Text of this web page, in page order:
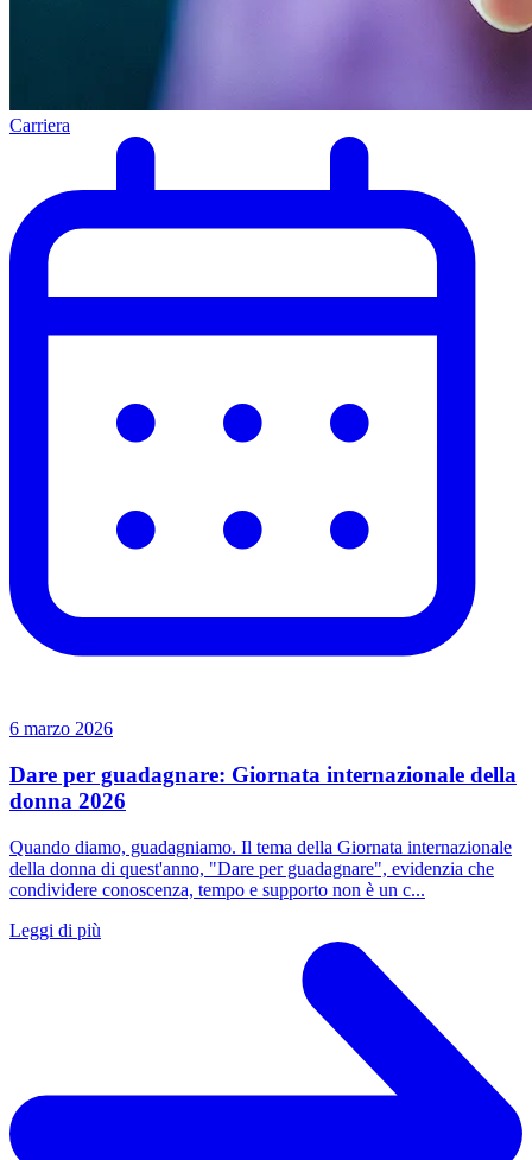
Carriera
6 marzo 2026
Dare per guadagnare: Giornata internazionale della
donna 2026
Quando diamo, guadagniamo. Il tema della Giornata internazionale
della donna di quest'anno, "Dare per guadagnare", evidenzia che
condividere conoscenza, tempo e supporto non è un c...
Leggi di più